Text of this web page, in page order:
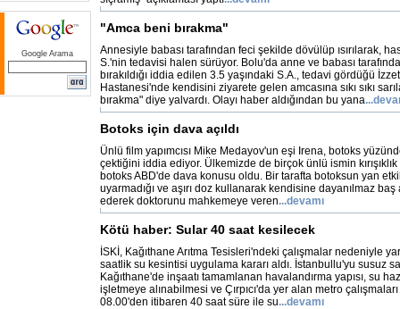
Google Arama
"Amca beni bırakma"
Annesiyle babası tarafından feci şekilde dövülüp ısırılarak,
S.'nin tedavisi halen sürüyor. Bolu'da anne ve babası
bırakıldığı iddia edilen 3.5 yaşındaki S.A., tedavi gördüğü
Hastanesi'nde kendisini ziyarete gelen amcasına sıkı sıkı
bırakma" diye yalvardı. Olayı haber aldığından bu yana
Botoks için dava açıldı
Ünlü film yapımcısı Mike Medayov'un eşi Irena, botoks
çektiğini iddia ediyor. Ülkemizde de birçok ünlü ismin
botoks ABD'de dava konusu oldu. Bir tarafta botoksun yan
uyarmadığı ve aşırı doz kullanarak kendisine dayanılmaz baş
ederek doktorunu mahkemeye veren...devamı
Kötü haber: Sular 40 saat kesilecek
İSKİ, Kağıthane Arıtma Tesisleri'ndeki çalışmalar nedeniyle
saatlik su kesintisi uygulama kararı aldı. İstanbullu'yu susuz
Kağıthane'de inşaatı tamamlanan havalandırma yapısı, su
işletmeye alınabilmesi ve Çırpıcı'da yer alan metro
08.00'den itibaren 40 saat süre ile su...devamı